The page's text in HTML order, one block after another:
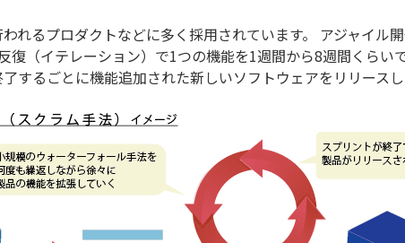
れるプロダクトなどに多く採用されています。 アジャイル
復（イテレーション）で1つの機能を1週間から8週間くらい
するごとに機能追加された新しいソフトウェアをリリース